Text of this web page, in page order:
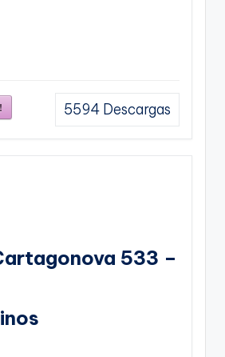
5594 Descargas
533 –